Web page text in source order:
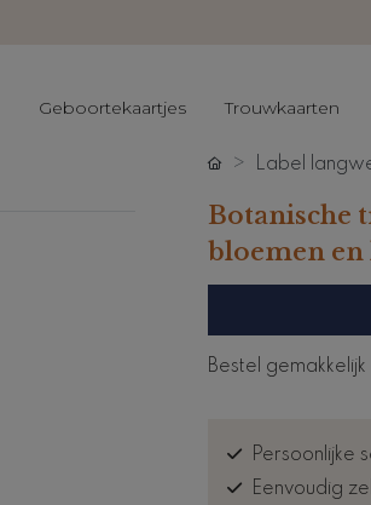
Geboortekaartjes Trouwkaarten
Label
Botanische
bloemen en
Bestel
Persoonlijke
Eenvoudig